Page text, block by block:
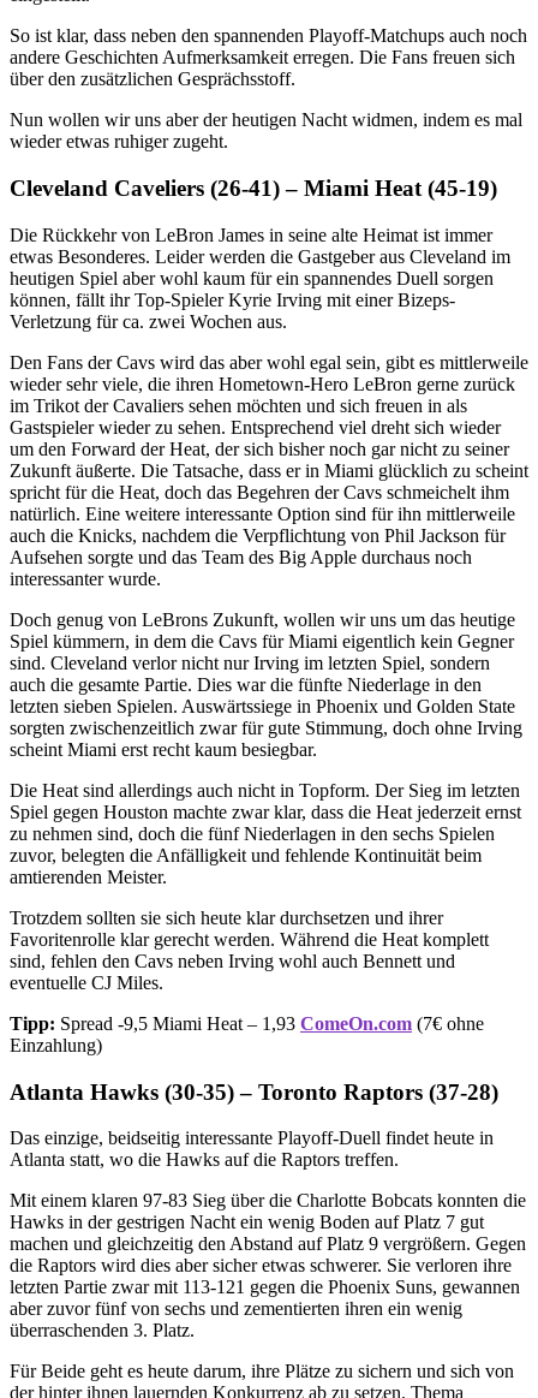
So ist klar, dass neben den spannenden Playoff-Matchups auch noch
andere Geschichten Aufmerksamkeit erregen. Die Fans freuen sich
über den zusätzlichen Gesprächsstoff.
Nun wollen wir uns aber der heutigen Nacht widmen, indem es mal
wieder etwas ruhiger zugeht.
Cleveland Caveliers (26-41) – Miami Heat (45-19)
Die Rückkehr von LeBron James in seine alte Heimat ist immer
etwas Besonderes. Leider werden die Gastgeber aus Cleveland im
heutigen Spiel aber wohl kaum für ein spannendes Duell sorgen
können, fällt ihr Top-Spieler Kyrie Irving mit einer Bizeps-
Verletzung für ca. zwei Wochen aus.
Den Fans der Cavs wird das aber wohl egal sein, gibt es mittlerweile
wieder sehr viele, die ihren Hometown-Hero LeBron gerne zurück
im Trikot der Cavaliers sehen möchten und sich freuen in als
Gastspieler wieder zu sehen. Entsprechend viel dreht sich wieder
um den Forward der Heat, der sich bisher noch gar nicht zu seiner
Zukunft äußerte. Die Tatsache, dass er in Miami glücklich zu scheint
spricht für die Heat, doch das Begehren der Cavs schmeichelt ihm
natürlich. Eine weitere interessante Option sind für ihn mittlerweile
auch die Knicks, nachdem die Verpflichtung von Phil Jackson für
Aufsehen sorgte und das Team des Big Apple durchaus noch
interessanter wurde.
Doch genug von LeBrons Zukunft, wollen wir uns um das heutige
Spiel kümmern, in dem die Cavs für Miami eigentlich kein Gegner
sind. Cleveland verlor nicht nur Irving im letzten Spiel, sondern
auch die gesamte Partie. Dies war die fünfte Niederlage in den
letzten sieben Spielen. Auswärtssiege in Phoenix und Golden State
sorgten zwischenzeitlich zwar für gute Stimmung, doch ohne Irving
scheint Miami erst recht kaum besiegbar.
Die Heat sind allerdings auch nicht in Topform. Der Sieg im letzten
Spiel gegen Houston machte zwar klar, dass die Heat jederzeit ernst
zu nehmen sind, doch die fünf Niederlagen in den sechs Spielen
zuvor, belegten die Anfälligkeit und fehlende Kontinuität beim
amtierenden Meister.
Trotzdem sollten sie sich heute klar durchsetzen und ihrer
Favoritenrolle klar gerecht werden. Während die Heat komplett
sind, fehlen den Cavs neben Irving wohl auch Bennett und
eventuelle CJ Miles.
Tipp: Spread -9,5 Miami Heat – 1,93 ComeOn.com (7€ ohne
Einzahlung)
Atlanta Hawks (30-35) – Toronto Raptors (37-28)
Das einzige, beidseitig interessante Playoff-Duell findet heute in
Atlanta statt, wo die Hawks auf die Raptors treffen.
Mit einem klaren 97-83 Sieg über die Charlotte Bobcats konnten die
Hawks in der gestrigen Nacht ein wenig Boden auf Platz 7 gut
machen und gleichzeitig den Abstand auf Platz 9 vergrößern. Gegen
die Raptors wird dies aber sicher etwas schwerer. Sie verloren ihre
letzten Partie zwar mit 113-121 gegen die Phoenix Suns, gewannen
aber zuvor fünf von sechs und zementierten ihren ein wenig
überraschenden 3. Platz.
Für Beide geht es heute darum, ihre Plätze zu sichern und sich von
der hinter ihnen lauernden Konkurrenz ab zu setzen. Thema